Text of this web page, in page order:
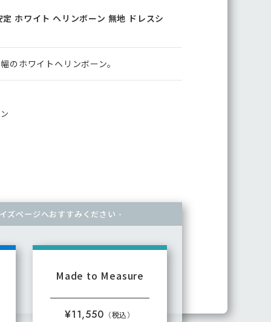
ホワイト ヘリンボーン 無地 ドレスシ
ホワイトヘリンボーン。
ズページへおすすみください -
Made to Measure
¥11,550